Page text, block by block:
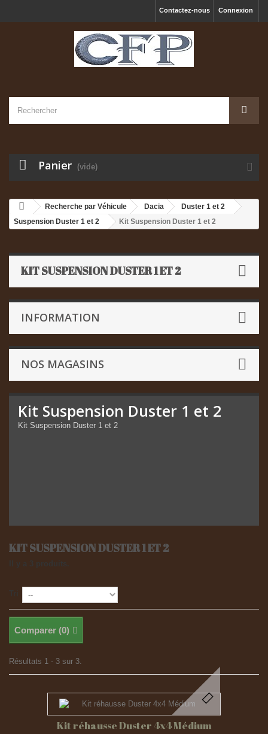
Connexion
Contactez-nous
Panier (vide)
Recherche par Véhicule Dacia
Duster 1 et 2
Suspension Duster 1 et 2
Kit Suspension Duster 1 et 2
KIT SUSPENSION DUSTER 1 ET 2
INFORMATION
NOS MAGASINS
Kit Suspension Duster 1 et 2
Kit Suspension Duster 1 et 2
KIT SUSPENSION DUSTER 1 ET 2
Comparer (0)
Résultats 1 - 3 sur 3.
Kit réhausse Duster 4x4 Médium